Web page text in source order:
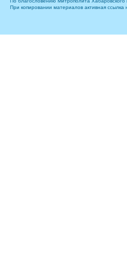
При копировании материалов активная ссылка